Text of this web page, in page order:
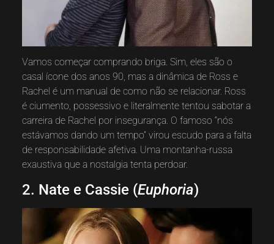
Vamos começar comprando briga. Sim, eles são o
casal ícone dos anos 90, mas a dinâmica de Ross e
Rachel é um manual de como não se relacionar. Ross
é ciumento, possessivo e literalmente tentou sabotar a
carreira de Rachel por insegurança. O famoso “nós
estávamos dando um tempo” virou escudo para a falta
de responsabilidade afetiva. Uma montanha-russa
exaustiva que a nostalgia tenta perdoar.
2. Nate e Cassie (Euphoria)